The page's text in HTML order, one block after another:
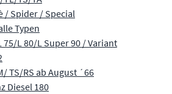
/ Spider / Special
Typen
75/L 80/L Super 90 / Variant
TS/RS ab August ´66
Diesel 180